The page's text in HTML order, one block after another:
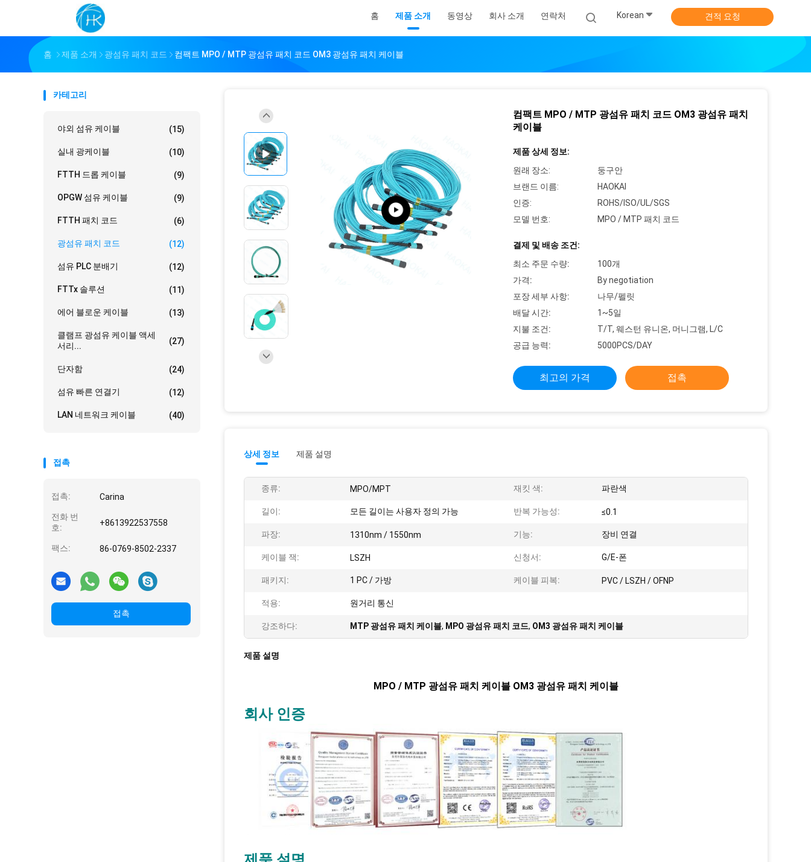
홈 제품 소개 동영상 회사 소개 연락처 Korean 견적 요청
홈 제품 소개 광섬유 패치 코드 컴팩트 MPO / MTP 광섬유 패치 코드 OM3 광섬유 패치 케이블
카테고리
야외 섬유 케이블 (15)
실내 광케이블 (10)
FTTH 드롭 케이블 (9)
OPGW 섬유 케이블 (9)
FTTH 패치 코드 (6)
광섬유 패치 코드 (12)
섬유 PLC 분배기 (12)
FTTx 솔루션 (11)
에어 블로운 케이블 (13)
클램프 광섬유 케이블 액세
서리...
(27)
단자함 (24)
섬유 빠른 연결기 (12)
LAN 네트워크 케이블 (40)
접촉
접촉: Carina
전화 번
호:
+8613922537558
팩스: 86-0769-8502-2337
접촉
컴팩트 MPO / MTP 광섬유 패치 코드 OM3 광섬유 패치
케이블
제품 상세 정보:
원래 장소:
둥구안
브랜드 이름:
HAOKAI
인증:
ROHS/ISO/UL/SGS
모델 번호:
MPO / MTP 패치 코드
결제 및 배송 조건:
최소 주문 수량:
100개
가격:
By negotiation
포장 세부 사항:
나무/펠릿
배달 시간:
1~5일
지불 조건:
T/T, 웨스턴 유니온, 머니그램, L/C
공급 능력:
5000PCS/DAY
최고의 가격 접촉
상세 정보 제품 설명
종류: MPO/MPT 재킷 색: 파란색
길이: 모든 길이는 사용자 정의 가능 반복 가능성: ≤0.1
파장: 1310nm / 1550nm 기능: 장비 연결
케이블 잭: LSZH 신청서: G/E-폰
패키지: 1 PC / 가방 케이블 피복: PVC / LSZH / OFNP
적용: 원거리 통신
강조하다: MTP 광섬유 패치 케이블, MPO 광섬유 패치 코드, OM3 광섬유 패치 케이블
제품 설명
MPO / MTP 광섬유 패치 케이블 OM3 광섬유 패치 케이블
회사 인증